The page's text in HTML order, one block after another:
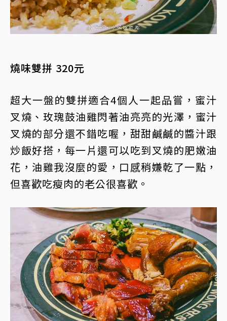
燒味雙拼 320元
超大一盤的雙拼適合4個人一起品嘗，蜜汁
叉燒、玫瑰鼓油雞閃著油亮亮的光澤，蜜汁
叉燒的部分還不錯吃喔，甜甜鹹鹹的醬汁跟
炒飯好搭，每一片還可以吃到叉燒的肥嫩油
花，油雞我沒麼的愛，口感稍嫌乾了一點，
但喜歡吃瘦肉的老公很喜歡。